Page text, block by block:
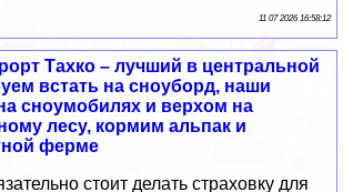
11 07 2026 16:58:12
Тахко – лучший в центральной
встать на сноуборд, наши
сноумобилях и верхом на
лесу, кормим альпак и
ферме
стоит делать страховку для